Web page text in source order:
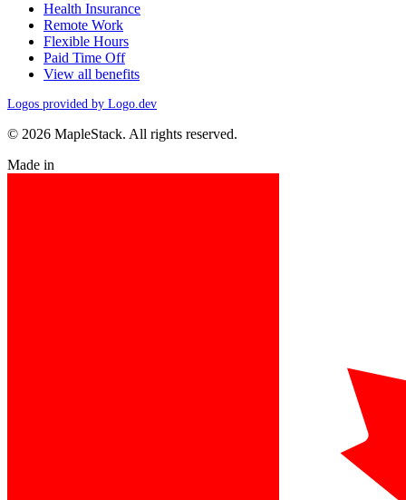
Health Insurance
Remote Work
Flexible Hours
Paid Time Off
View all benefits
Logos provided by Logo.dev
© 2026 MapleStack. All rights reserved.
Made in